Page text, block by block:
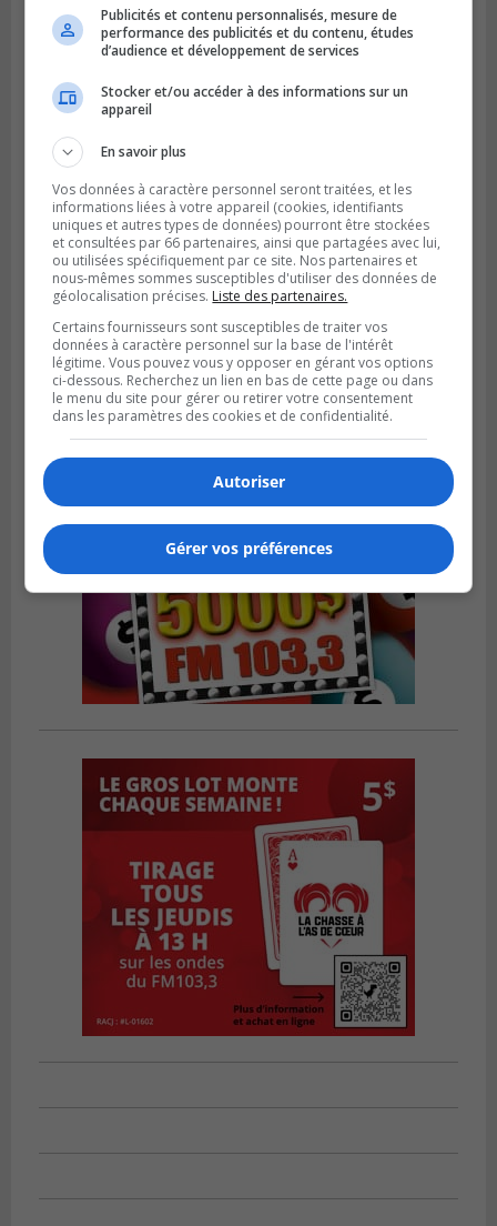
dans un match serré à Longueuil
Publié le 4 août 2026 à 07h27
Les clubs de la Rive-Sud récoltent des
points en Ligue 1 Québec
Publicités et contenu personnalisés, mesure de
performance des publicités et du contenu, études
d’audience et développement de services
Stocker et/ou accéder à des informations sur un
appareil
En savoir plus
Vos données à caractère personnel seront traitées, et les
informations liées à votre appareil (cookies, identifiants
uniques et autres types de données) pourront être stockées
et consultées par 66 partenaires, ainsi que partagées avec lui,
ou utilisées spécifiquement par ce site. Nos partenaires et
nous-mêmes sommes susceptibles d'utiliser des données de
géolocalisation précises. Liste des partenaires.
Certains fournisseurs sont susceptibles de traiter vos
données à caractère personnel sur la base de l'intérêt
légitime. Vous pouvez vous y opposer en gérant vos options
ci-dessous. Recherchez un lien en bas de cette page ou dans
le menu du site pour gérer ou retirer votre consentement
dans les paramètres des cookies et de confidentialité.
Autoriser
Gérer vos préférences